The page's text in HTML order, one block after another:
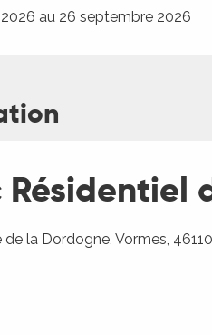
2026 au 26 septembre 2026
Résidentiel
de la Dordogne, Vormes,